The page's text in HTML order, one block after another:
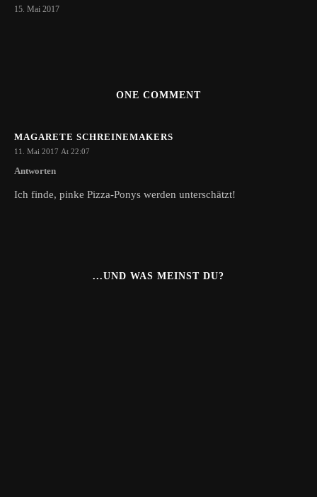
15. Mai 2017
ONE COMMENT
MAGARETE SCHREINEMAKERS
11. Mai 2017 At 22:07
Antworten
Ich finde, pinke Pizza-Ponys werden unterschätzt!
...UND WAS MEINST DU?